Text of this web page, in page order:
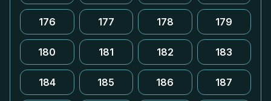
176 177 178 179
180 181 182 183
184 185 186 187